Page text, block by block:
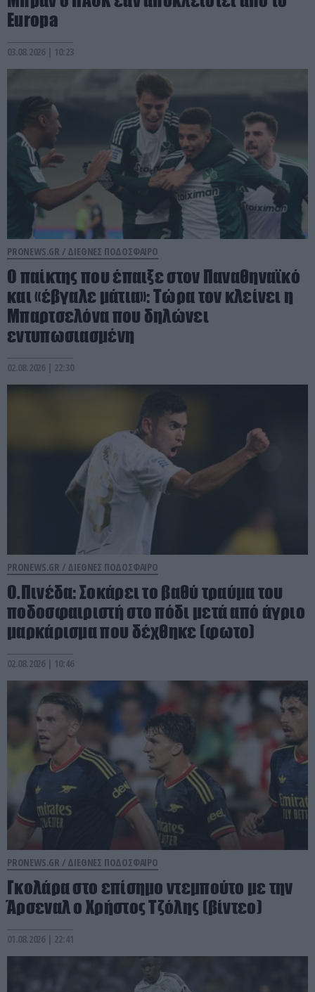
Europa
03.08.2026 | 10:23
PRONEWS.GR / ΔΙΕΘΝΕΣ ΠΟΔΟΣΦΑΙΡΟ
Ο παίκτης που έπαιξε στον Παναθηναϊκό
και «έβγαλε μάτια»: Τώρα τον κλείνει η
Μπαρτσελόνα που δηλώνει
εντυπωσιασμένη
02.08.2026 | 22:30
PRONEWS.GR / ΔΙΕΘΝΕΣ ΠΟΔΟΣΦΑΙΡΟ
Ο.Πινέδα: Σοκάρει το βαθύ τραύμα του
ποδοσφαιριστή στο πόδι μετά από άγριο
μαρκάρισμα που δέχθηκε (φωτο)
02.08.2026 | 10:46
PRONEWS.GR / ΔΙΕΘΝΕΣ ΠΟΔΟΣΦΑΙΡΟ
Γκολάρα στο επίσημο ντεμπούτο με την
Άρσεναλ ο Χρήστος Τζόλης (βίντεο)
01.08.2026 | 22:41